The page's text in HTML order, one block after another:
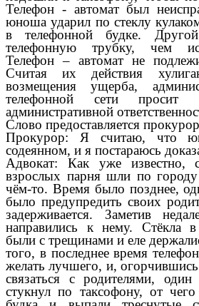
Телефон - автомат был
юноша ударил по стеклу
в телефонной будке.
телефонную трубку, чем
Телефон – автомат не
Считая их действия
возмещения ущерба,
телефонной сети
административной
Слово предоставляется
Прокурор: Я считаю, что
содеянном, и я постараюсь
Адвокат: Как уже известно,
взрослых парня шли по
чём-то. Время было позднее,
было предупредить своих
задерживается. Заметив
направились к нему. Стёкла
были с трещинами и еле
того, в последнее время
желать лучшего, и,
связаться с родителями,
стукнул по таксофону, от чего